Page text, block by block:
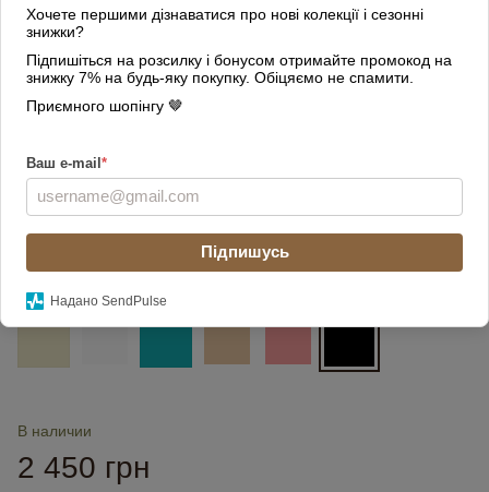
Хочете першими дізнаватися про нові колекції і сезонні
знижки?
Підпишіться на розсилку і бонусом отримайте промокод на
знижку 7% на будь-яку покупку. Обіцяємо не спамити.
Приємного шопінгу 🤎
Ваш e-mail *
Підпишусь
Надано SendPulse
Цвет
В наличии
2 450 грн